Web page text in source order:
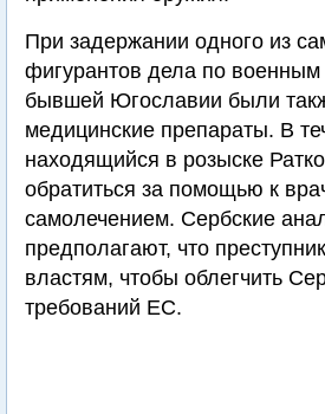
При задержании одного из
фигурантов дела по военным
бывшей Югославии были
медицинские препараты. В
находящийся в розыске
обратиться за помощью к
самолечением. Сербские
предполагают, что
властям, чтобы облегчить
требований ЕС.